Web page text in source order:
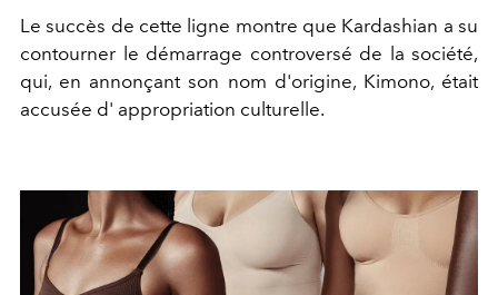
Le succès de cette ligne montre que Kardashian a su
contourner le démarrage controversé de la société,
qui, en annonçant son nom d'origine, Kimono, était
accusée d' appropriation culturelle.